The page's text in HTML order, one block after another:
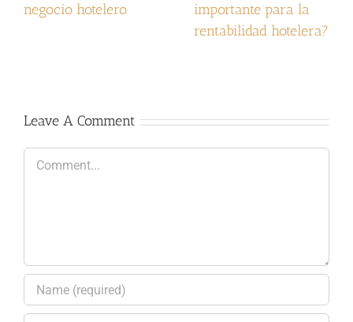
negocio hotelero
importante para la
rentabilidad hotelera?
Leave A Comment